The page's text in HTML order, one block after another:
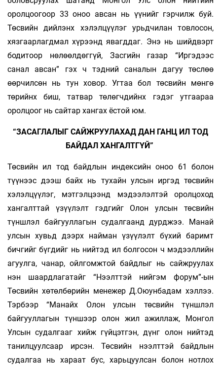
оролцоогоор 33 оноо авсан нь үүнийг гэрчилж буй.
Төсвийн дийлэнх хэлэлцүүлэг урьдчилан товлосон,
хязгаарлагдмал хүрээнд явагддаг. Энэ нь шийдвэрт
бодитоор нөлөөлдөггүй, Засгийн газар “Иргэдээс
санал авсан” гэх ч тэдний саналын дагуу төслөө
өөрчилсөн нь тун ховор. Угтаа бол төсвийн мөнгө
төрийнх биш, татвар төлөгчдийнх гэдэг утгаараа
оролцоог нь сайтар хангах ёстой юм.
“ЗАСАГЛАЛЫГ САЙЖРУУЛАХАД ДАН ГАНЦ ИЛ ТОД
БАЙДАЛ ХАНГАЛТГҮЙ”
Төсвийн ил тод байдлын индексийн оноо 61 болон
түүнээс дээш байх нь тухайн улсын иргэд төсвийн
хэлэлцүүлэг, мэтгэлцээнд мэдээлэлтэй оролцоход
хангалттай үзүүлэлт гэдгийг Олон улсын төсвийн
түншлэл байгууллагын судалгаанд дурджээ. Манай
улсын хувьд дээрх найман үзүүлэлт бүхий баримт
бичгийг бүгдийг нь нийтэд ил болгосон ч мэдээллийн
агуулга, чанар, ойлгомжтой байдлыг нь сайжруулах
нэн шаардлагатайг “Нээлттэй нийгэм форум”-ын
Төсвийн хөтөлбөрийн менежер Д.Оюунбадам хэллээ.
Тэрбээр “Манайх Олон улсын төсвийн түншлэл
байгууллагын түншээр олон жил ажиллаж, Монгол
Улсын судалгааг хийж гүйцэтгэн, дүнг олон нийтэд
танилцуулсаар ирсэн. Төсвийн нээлттэй байдлын
судалгаа нь хараат бус, харьцуулсан болон нотлох